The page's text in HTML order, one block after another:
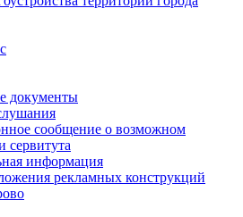
документы
сообщение о возможном
сервитута
информация
рекламных конструкций